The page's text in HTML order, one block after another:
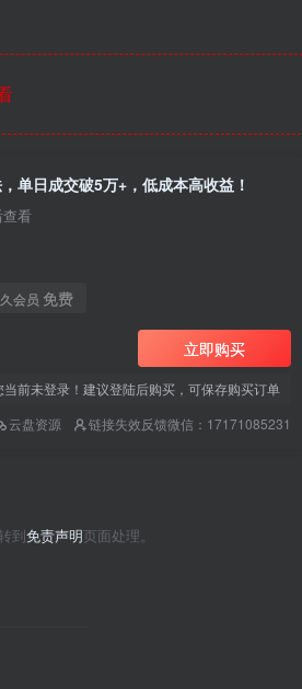
单日成交破5万+，低成本高收益！
看
会员 免费
立即购买
当前未登录！建议登陆后购买，可保存购买订单
云盘资源
链接失效反馈微信：17171085231
到免责声明页面处理。